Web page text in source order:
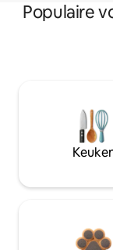
Populaire